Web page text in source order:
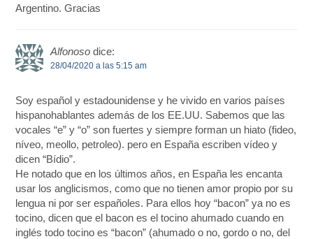
Argentino. Gracias
Alfonoso dice:
28/04/2020 a las 5:15 am
Soy español y estadounidense y he vivido en varios países
hispanohablantes además de los EE.UU. Sabemos que las
vocales “e” y “o” son fuertes y siempre forman un hiato (fideo,
níveo, meollo, petroleo). pero en España escriben vídeo y
dicen “Bídio”.
He notado que en los últimos años, en España les encanta
usar los anglicismos, como que no tienen amor propio por su
lengua ni por ser españoles. Para ellos hoy “bacon” ya no es
tocino, dicen que el bacon es el tocino ahumado cuando en
inglés todo tocino es “bacon” (ahumado o no, gordo o no, del